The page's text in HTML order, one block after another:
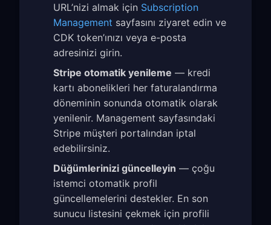
URL’nizi almak için Subscription
Management sayfasını ziyaret edin ve
CDK token’ınızı veya e-posta
adresinizi girin.
Stripe otomatik yenileme — kredi
kartı abonelikleri her faturalandırma
döneminin sonunda otomatik olarak
yenilenir. Management sayfasındaki
Stripe müşteri portalından iptal
edebilirsiniz.
Düğümlerinizi güncelleyin — çoğu
istemci otomatik profil
güncellemelerini destekler. En son
sunucu listesini çekmek için profili